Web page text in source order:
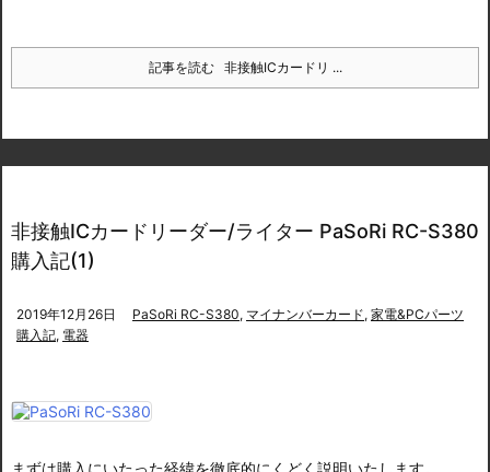
記事を読む 非接触ICカードリ ...
非接触ICカードリーダー/ライター PaSoRi RC-S380
購入記(1)
2019年12月26日 PaSoRi RC-S380, マイナンバーカード, 家電&PCパーツ
購入記, 電器
まずは購入にいたった経緯を徹底的にくどく説明いたします。